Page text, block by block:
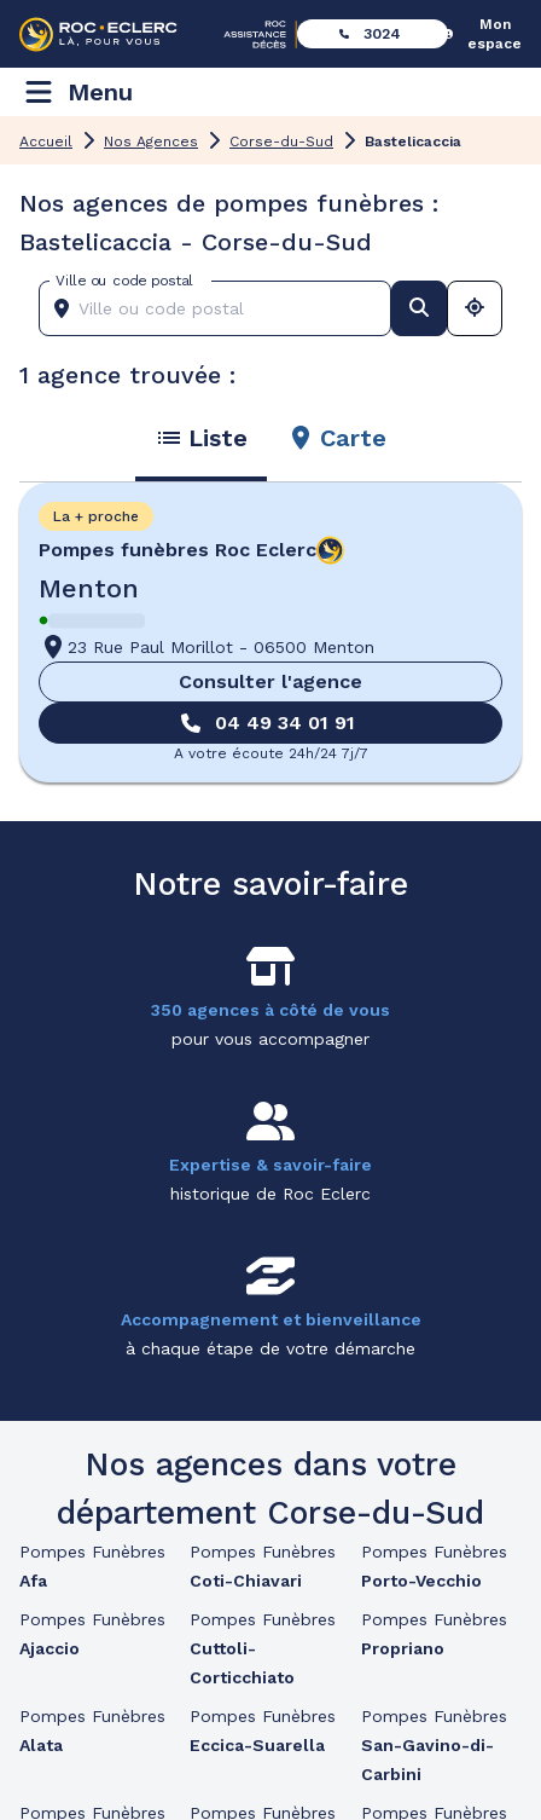
3024
Mon
espace
Menu
Accueil Nos Agences Corse-du-Sud Bastelicaccia
Nos agences de pompes funèbres :
Bastelicaccia - Corse-du-Sud
Ville ou code postal
1 agence trouvée :
Liste Carte
Pompes funèbres Roc Eclerc
Menton
La + proche
23 Rue Paul Morillot - 06500 Menton
Consulter l'agence
04 49 34 01 91
A votre écoute 24h/24 7j/7
Notre savoir-faire
350 agences à côté de vous
pour vous accompagner
Expertise & savoir-faire
historique de Roc Eclerc
Accompagnement et bienveillance
à chaque étape de votre démarche
Nos agences dans votre
département Corse-du-Sud
Pompes Funèbres
Afa
Pompes Funèbres
Ajaccio
Pompes Funèbres
Alata
Pompes Funèbres
Pompes Funèbres
Coti-Chiavari
Pompes Funèbres
Cuttoli-
Corticchiato
Pompes Funèbres
Eccica-Suarella
Pompes Funèbres
Pompes Funèbres
Porto-Vecchio
Pompes Funèbres
Propriano
Pompes Funèbres
San-Gavino-di-
Carbini
Pompes Funèbres